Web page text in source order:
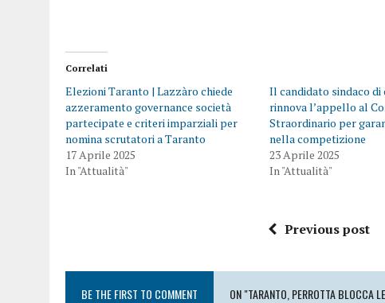
Correlati
Elezioni Taranto | Lazzàro chiede
azzeramento governance società
partecipate e criteri imparziali per
nomina scrutatori a Taranto
17 Aprile 2025
In "Attualità"
Il candidato sindaco
rinnova l’appello al
Straordinario per
nella competizione
23 Aprile 2025
In "Attualità"
Previous post
BE THE FIRST TO COMMENT ON "TARANTO, PERROTTA BLOCCA